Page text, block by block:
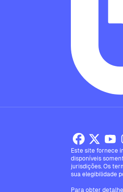
Este site fornece
disponíveis
jurisdições. Os
sua elegibilidade
Para obter